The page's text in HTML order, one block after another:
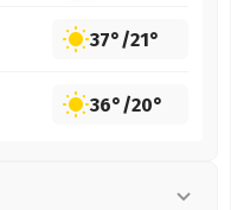
37°/21°
36°/20°